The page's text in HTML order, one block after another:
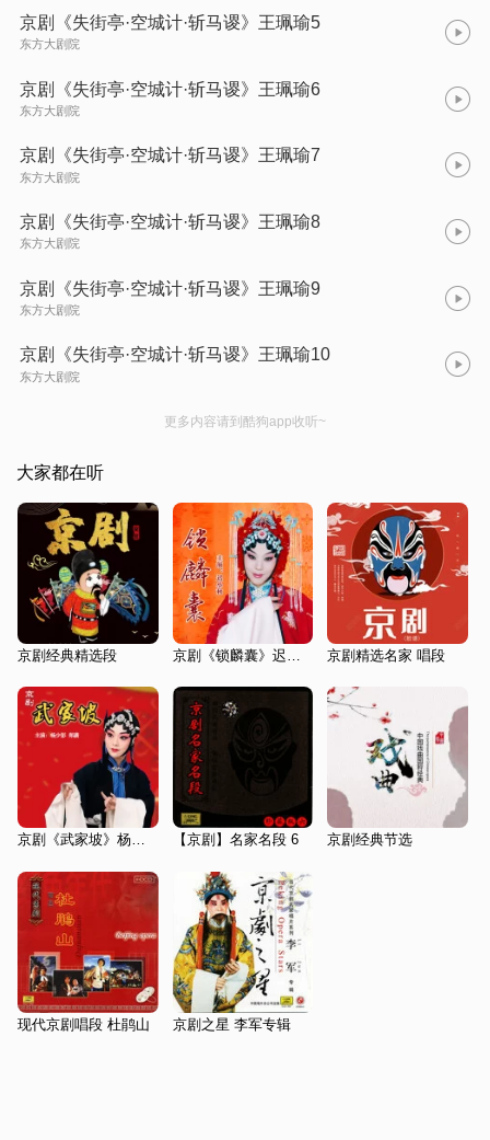
京剧《失街亭·空城计·斩马谡》王珮瑜5
东方大剧院
京剧《失街亭·空城计·斩马谡》王珮瑜6
东方大剧院
京剧《失街亭·空城计·斩马谡》王珮瑜7
东方大剧院
京剧《失街亭·空城计·斩马谡》王珮瑜8
东方大剧院
京剧《失街亭·空城计·斩马谡》王珮瑜9
东方大剧院
京剧《失街亭·空城计·斩马谡》王珮瑜10
东方大剧院
更多内容请到酷狗app收听~
大家都在听
京剧经典精选段 京剧精选名家 唱段
京剧《武家坡》杨少彭|郑潇 【京剧】名家名段 6 京剧经典节选
现代京剧唱段 杜鹃山 京剧之星 李军专辑